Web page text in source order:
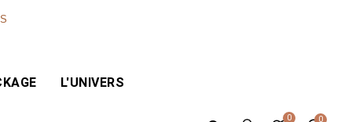
L'UNIVERS